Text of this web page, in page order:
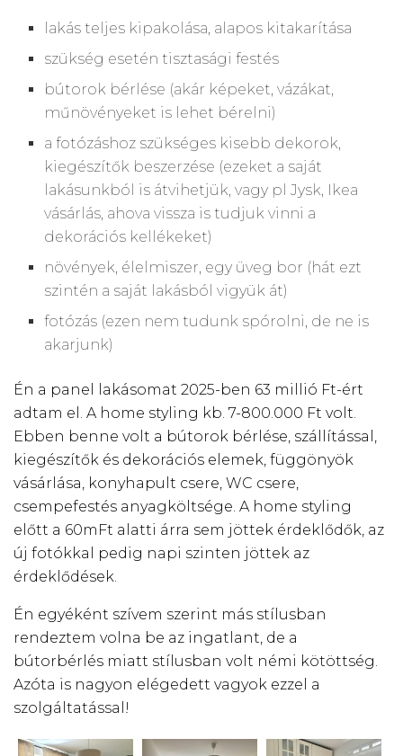
lakás teljes kipakolása, alapos kitakarítása
szükség esetén tisztasági festés
bútorok bérlése (akár képeket, vázákat,
műnövényeket is lehet bérelni)
a fotózáshoz szükséges kisebb dekorok,
kiegészítők beszerzése (ezeket a saját
lakásunkból is átvihetjük, vagy pl Jysk, Ikea
vásárlás, ahova vissza is tudjuk vinni a
dekorációs kellékeket)
növények, élelmiszer, egy üveg bor (hát ezt
szintén a saját lakásból vigyük át)
fotózás (ezen nem tudunk spórolni, de ne is
akarjunk)
Én a panel lakásomat 2025-ben 63 millió Ft-ért
adtam el. A home styling kb. 7-800.000 Ft volt.
Ebben benne volt a bútorok bérlése, szállítással,
kiegészítők és dekorációs elemek, függönyök
vásárlása, konyhapult csere, WC csere,
csempefestés anyagköltsége. A home styling
előtt a 60mFt alatti árra sem jöttek érdeklődők, az
új fotókkal pedig napi szinten jöttek az
érdeklődések.
Én egyéként szívem szerint más stílusban
rendeztem volna be az ingatlant, de a
bútorbérlés miatt stílusban volt némi kötöttség.
Azóta is nagyon elégedett vagyok ezzel a
szolgáltatással!